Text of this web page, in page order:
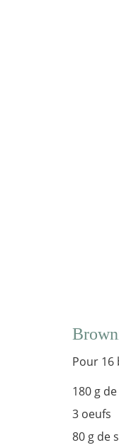
Pour 16
180 g
3 oeufs
80 g de